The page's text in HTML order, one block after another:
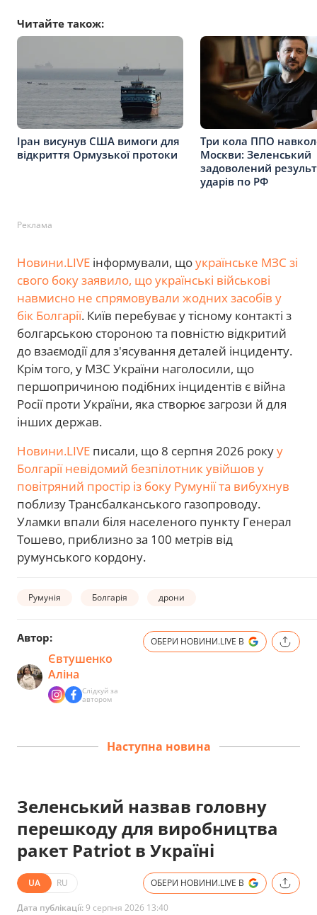
Читайте також:
Іран висунув США вимоги для
відкриття Ормузької протоки
Три кола ППО
Москви: Зеленський
задоволений
ударів по РФ
Реклама
Новини.LIVE інформували, щоукраїнське МЗС зі
свого боку заявило, що українські військові
навмисно не спрямовували жодних засобів у
бік Болгарії. Київ перебуває у тісному контакті з
болгарською стороною та повністю відкритий
до взаємодії для з'ясування деталей інциденту.
Крім того, у МЗС України наголосили, що
першопричиною подібних інцидентів є війна
Росії проти України, яка створює загрози й для
інших держав.
Новини.LIVE писали, що 8 серпня 2026 рокуу
Болгарії невідомий безпілотник увійшов у
повітряний простір із боку Румунії та вибухнув
поблизу Трансбалканського газопроводу.
Уламки впали біля населеного пункту Генерал
Тошево, приблизно за 100 метрів від
румунського кордону.
Румунія Болгарія дрони
Автор:
Євтушенко
Аліна
Слідкуй за
автором
ОБЕРИ НОВИНИ.LIVE В
Наступна новина
Зеленський назвав головну
перешкоду для виробництва
ракет Patriot в Україні
UA RU ОБЕРИ НОВИНИ.LIVE В
Дата публікації:9 серпня 2026 13:40